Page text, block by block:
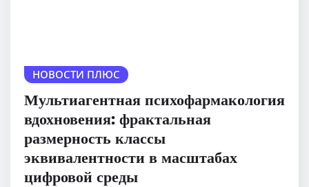
НОВОСТИ ПЛЮС
Мультиагентная психофармакология
вдохновения: фрактальная
размерность классы
эквивалентности в масштабах
цифровой среды